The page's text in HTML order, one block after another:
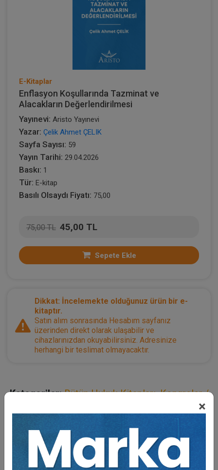
×
E-Kitaplar
Enflasyon Koşullarında Tazminat ve
Alacakların Değerlendirilmesi
Yayınevi: Aristo Yayınevi
Yazar: Çelik Ahmet ÇELIK
Sayfa Sayısı: 59
Yayın Tarihi: 29.04.2026
Baskı: 1
Tür: E-kitap
Basılı Olsaydı Fiyatı: 75,00
75,00 TL 45,00 TL
Sepete Ekle
Dikkat: İncelemekte olduğunuz ürün bir e-
kitaptır.
Satın alım sonrasında Hesabım sayfanız
üzerinden direkt olarak ulaşabilir ve
cihazlarınızdan okuyabilirsiniz. Adresinize
herhangi bir teslimat olmayacaktır.
Kategoriler: Bütün Hukuk Kitapları,Kongreler /
Açıklama Yazar
Bu Kitap İçin Kaç Ağaç